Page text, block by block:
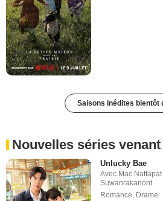
Saisons inédites bientôt
Nouvelles séries
Unlucky Bae
Avec Mac
Suwanrakanont
Romance, Drame